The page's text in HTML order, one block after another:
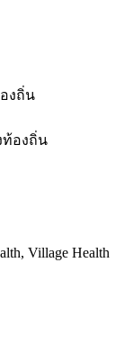
งถิ่น
ท้องถิ่น
Village Health